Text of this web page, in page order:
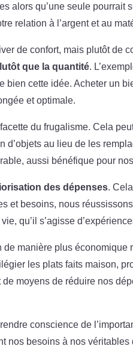
alors qu’une seule pourrait
relation à l’argent et au
de confort, mais plutôt de
que la quantité.
bien cette idée. Acheter un
et optimale.
du frugalisme. Cela
d’objets au lieu de les
aussi bénéfique pour
des dépenses.
et besoins, nous
qu’il s’agisse
manière plus économique
les plats faits maison,
moyens de réduire nos
conscience de
nos besoins à nos